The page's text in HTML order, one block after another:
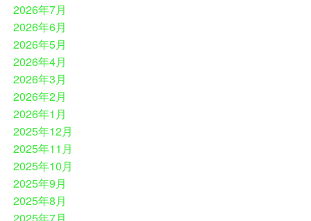
2026年7月
2026年6月
2026年5月
2026年4月
2026年3月
2026年2月
2026年1月
2025年12月
2025年11月
2025年10月
2025年9月
2025年8月
2025年7月